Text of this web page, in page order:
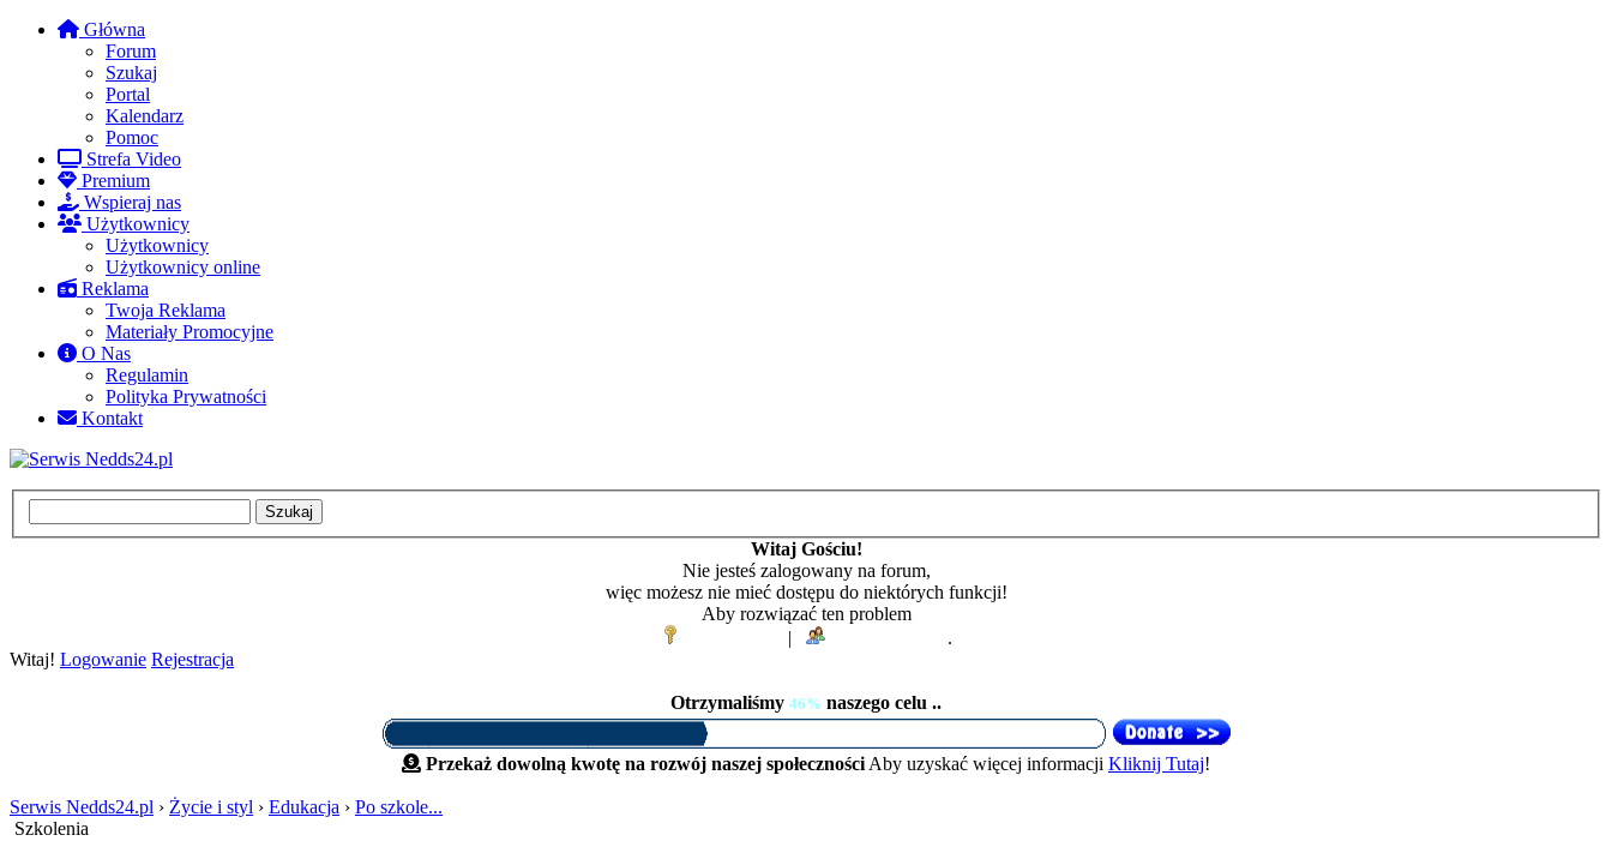
Główna
Forum
Szukaj
Portal
Kalendarz
Pomoc
Strefa Video
Premium
Wspieraj nas
Użytkownicy
Użytkownicy
Użytkownicy online
Reklama
Twoja Reklama
Materiały Promocyjne
O Nas
Regulamin
Polityka Prywatności
Kontakt
Witaj Gościu!
Nie jesteś zalogowany na forum,
więc możesz nie mieć dostępu do niektórych funkcji!
Aby rozwiązać ten problem
|
.
Witaj! Logowanie Rejestracja
Otrzymaliśmy 46% naszego celu ..
Przekaż dowolną kwotę na rozwój naszej społeczności Aby uzyskać więcej informacji Kliknij Tutaj!
Serwis Nedds24.pl › Życie i styl › Edukacja › Po szkole...
Szkolenia